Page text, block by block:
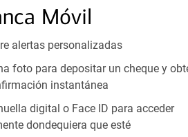
Móvil
alertas personalizadas
foto para depositar un cheque y
instantánea
digital o Face ID para acceder
dondequiera que esté
Tarjetas de
Conozca los pormenores de
de tarjetas de crédito y
financiera antes de